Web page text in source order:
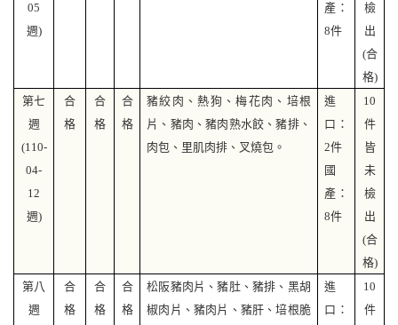
05
週)
產：
8件
檢
出
(合
格)
第七
週
(110-
04-
12
週)
合
格
合
格
合
格
豬絞肉、熱狗、梅花肉、培根
片、豬肉、豬肉熟水餃、豬排、
肉包、里肌肉排、叉燒包。
進
口：
2件
國
產：
8件
10
件
皆
未
檢
出
(合
格)
第八
週
合
格
合
格
合
格
松阪豬肉片、豬肚、豬排、黑胡
椒肉片、豬肉片、豬肝、培根脆
進
口：
10
件